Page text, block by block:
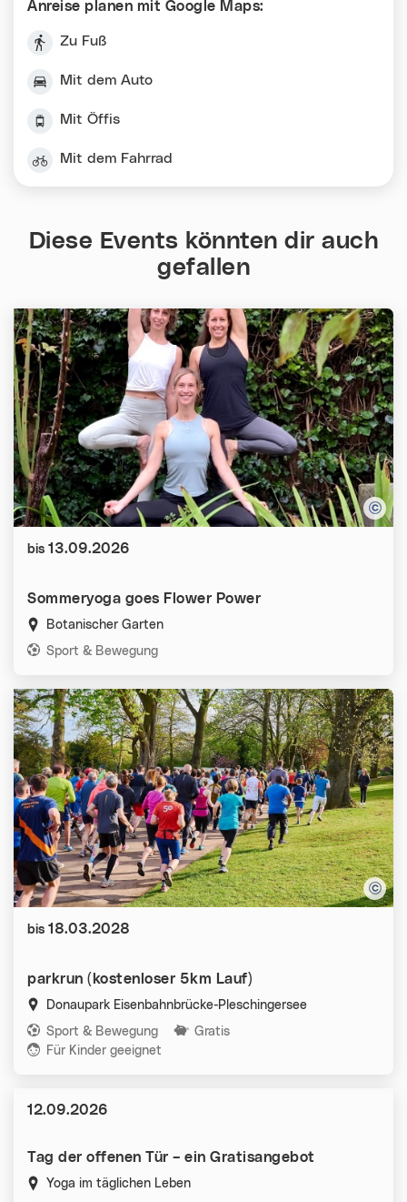
Anreise planen mit Google Maps:
Zu Fuß
Mit dem Auto
Mit Öffis
Mit dem Fahrrad
Diese Events könnten dir auch
gefallen
Sommeryoga goes Flower Power
Botanischer Garten
Kategorien:
Sport & Bewegung
Datum:
bis 13.09.2026
parkrun (kostenloser 5km Lauf)
Donaupark Eisenbahnbrücke-Pleschingersee
Kategorien:
Sport & Bewegung
Gratis
Für Kinder geeignet
Datum:
bis 18.03.2028
Tag der offenen Tür – ein Gratisangebot
Yoga im täglichen Leben
Datum:
12.09.2026